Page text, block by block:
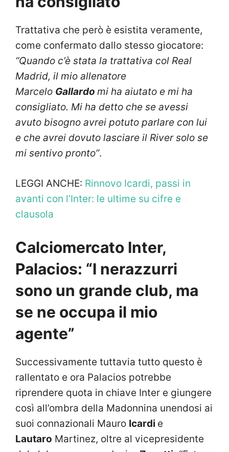
Trattativa che però è esistita veramente,
come confermato dallo stesso giocatore:
“Quando c’è stata la trattativa col Real
Madrid, il mio allenatore
Marcelo Gallardo mi ha aiutato e mi ha
consigliato. Mi ha detto che se avessi
avuto bisogno avrei potuto parlare con lui
e che avrei dovuto lasciare il River solo se
mi sentivo pronto”.
LEGGI ANCHE: Rinnovo Icardi, passi in
avanti con l’Inter: le ultime su cifre e
clausola
Calciomercato Inter,
Palacios: “I nerazzurri
sono un grande club, ma
se ne occupa il mio
agente”
Successivamente tuttavia tutto questo è
rallentato e ora Palacios potrebbe
riprendere quota in chiave Inter e giungere
così all’ombra della Madonnina unendosi ai
suoi connazionali Mauro Icardi e
Lautaro Martinez, oltre al vicepresidente